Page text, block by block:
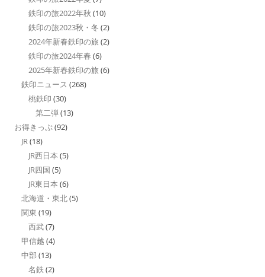
鉄印の旅2022年秋 (10)
鉄印の旅2023秋・冬 (2)
2024年新春鉄印の旅 (2)
鉄印の旅2024年春 (6)
2025年新春鉄印の旅 (6)
鉄印ニュース (268)
桃鉄印 (30)
第二弾(13)
お得きっぷ(92)
JR(18)
JR西日本 (5)
JR四国 (5)
JR東日本 (6)
北海道・東北(5)
関東 (19)
西武(7)
甲信越 (4)
中部 (13)
名鉄 (2)